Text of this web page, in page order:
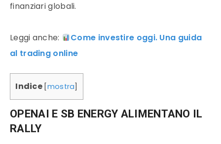
finanziari globali.
Leggi anche:
Come investire oggi. Una guida
al trading online
Indice [mostra
OPENAI E SB ENERGY ALIMENTANO IL
RALLY